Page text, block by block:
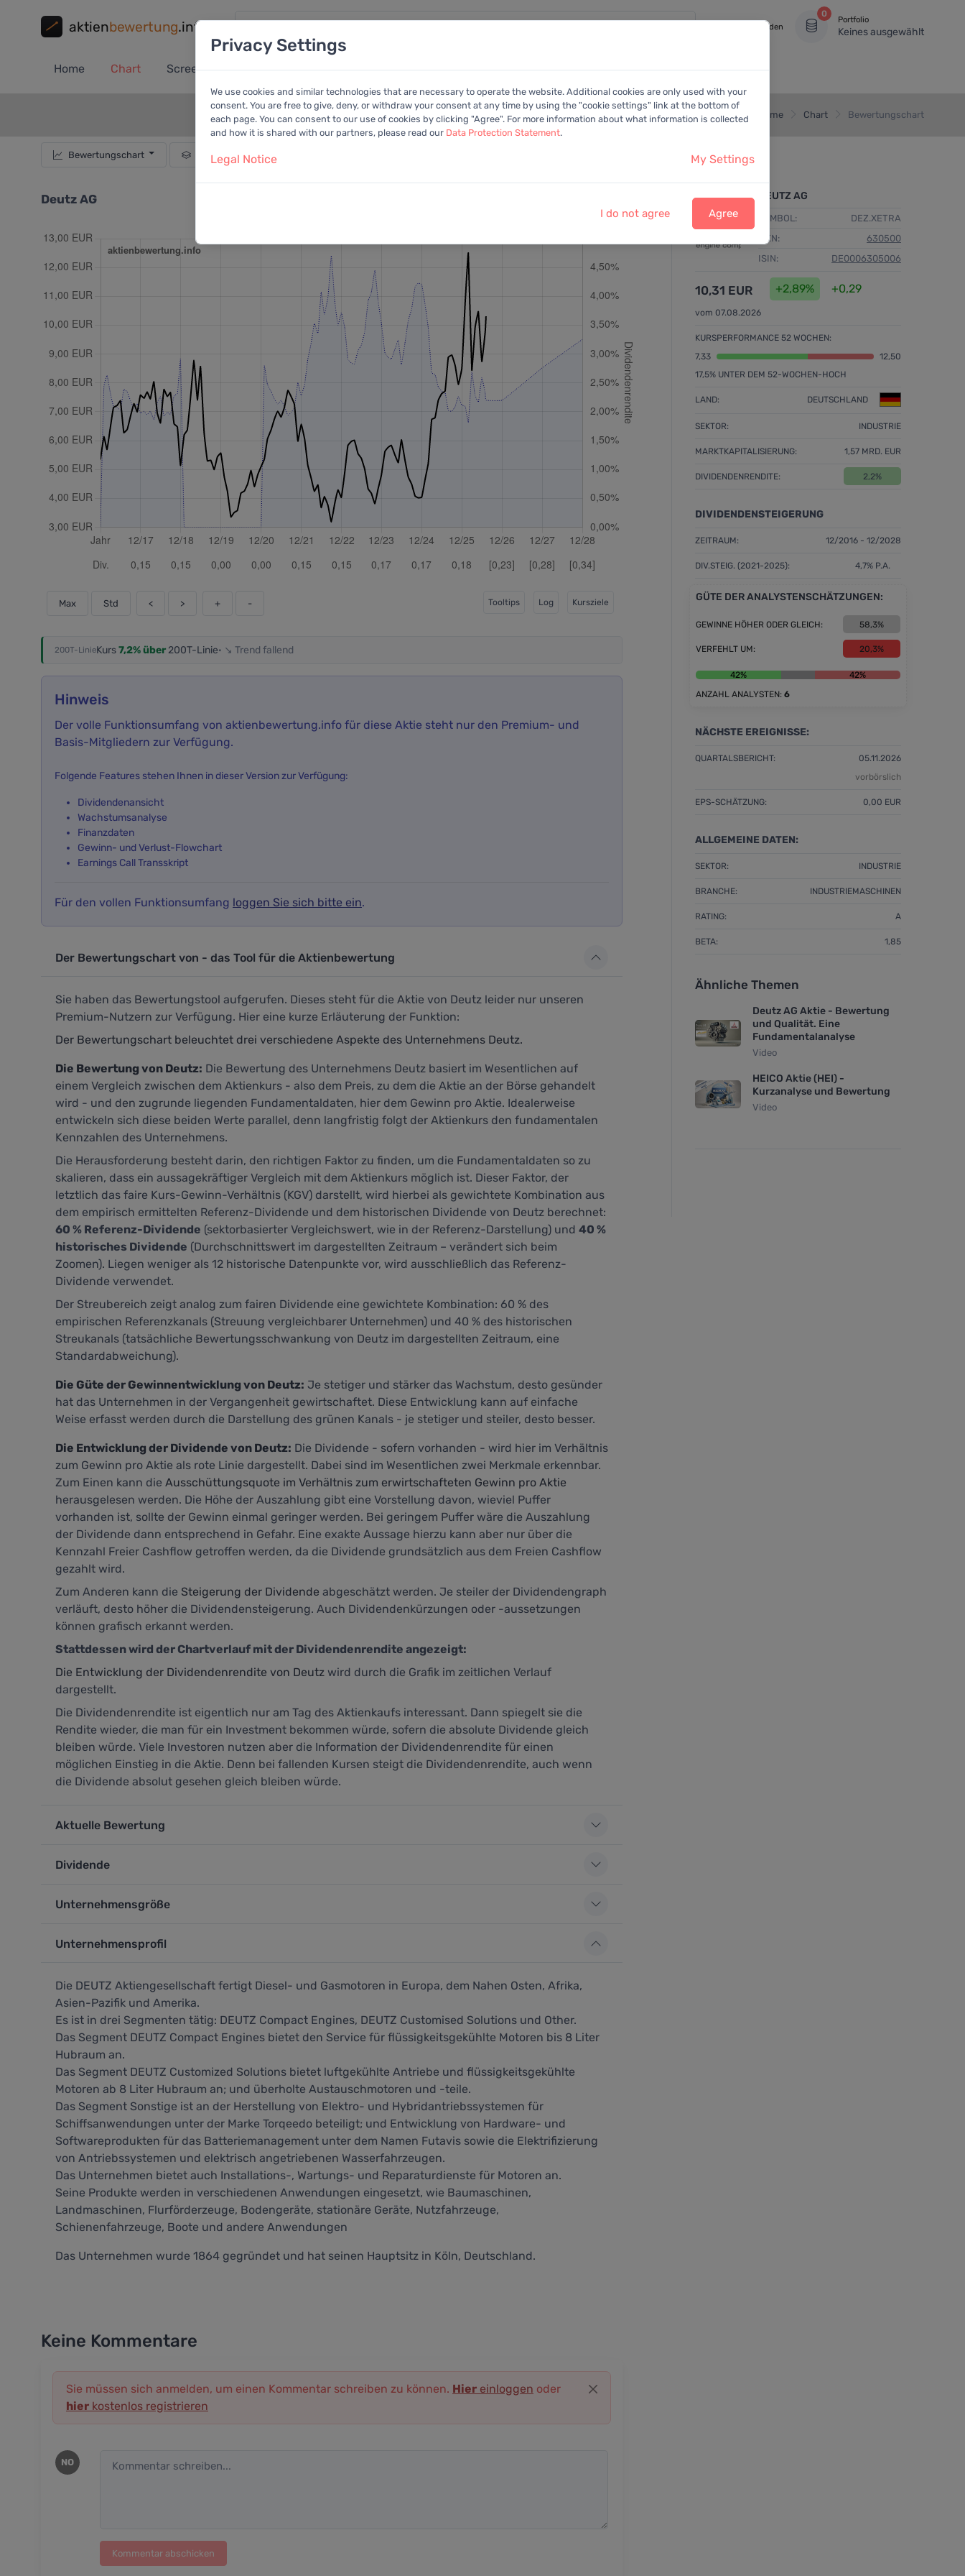
aktienbewertung.info Anmelden
0
Portfolio
Keines ausgewählt
Home Chart Screener Portfolio Analysen Kalender Anleitung Mitglied
+Portfolio Home Chart Bewertungschart
Bewertungschart Dividende
Deutz AG
Max Std < > + - Tooltips Log Kursziele
200T-LinieKurs7,2% über200T-Linie· ↘ Trend fallend
Hinweis
Der volle Funktionsumfang von aktienbewertung.info für diese Aktie steht nur den Premium- und
Basis-Mitgliedern zur Verfügung.
Folgende Features stehen Ihnen in dieser Version zur Verfügung:
Dividendenansicht
Wachstumsanalyse
Finanzdaten
Gewinn- und Verlust-Flowchart
Earnings Call Transskript
Für den vollen Funktionsumfang loggen Sie sich bitte ein.
Der Bewertungschart von - das Tool für die Aktienbewertung
Sie haben das Bewertungstool aufgerufen. Dieses steht für die Aktie von Deutz leider nur unseren
Premium-Nutzern zur Verfügung. Hier eine kurze Erläuterung der Funktion:
Der Bewertungschart beleuchtet drei verschiedene Aspekte des Unternehmens Deutz.
Die Bewertung von Deutz: Die Bewertung des Unternehmens Deutz basiert im Wesentlichen auf
einem Vergleich zwischen dem Aktienkurs - also dem Preis, zu dem die Aktie an der Börse gehandelt
wird - und den zugrunde liegenden Fundamentaldaten, hier dem Gewinn pro Aktie. Idealerweise
entwickeln sich diese beiden Werte parallel, denn langfristig folgt der Aktienkurs den fundamentalen
Kennzahlen des Unternehmens.
Die Herausforderung besteht darin, den richtigen Faktor zu finden, um die Fundamentaldaten so zu
skalieren, dass ein aussagekräftiger Vergleich mit dem Aktienkurs möglich ist. Dieser Faktor, der
letztlich das faire Kurs-Gewinn-Verhältnis (KGV) darstellt, wird hierbei als gewichtete Kombination aus
dem empirisch ermittelten Referenz-Dividende und dem historischen Dividende von Deutz berechnet:
60 % Referenz-Dividende (sektorbasierter Vergleichswert, wie in der Referenz-Darstellung) und 40 %
historisches Dividende (Durchschnittswert im dargestellten Zeitraum – verändert sich beim
Zoomen). Liegen weniger als 12 historische Datenpunkte vor, wird ausschließlich das Referenz-
Dividende verwendet.
Der Streubereich zeigt analog zum fairen Dividende eine gewichtete Kombination: 60 % des
empirischen Referenzkanals (Streuung vergleichbarer Unternehmen) und 40 % des historischen
Streukanals (tatsächliche Bewertungsschwankung von Deutz im dargestellten Zeitraum, eine
Standardabweichung).
Die Güte der Gewinnentwicklung von Deutz: Je stetiger und stärker das Wachstum, desto gesünder
hat das Unternehmen in der Vergangenheit gewirtschaftet. Diese Entwicklung kann auf einfache
Weise erfasst werden durch die Darstellung des grünen Kanals - je stetiger und steiler, desto besser.
Die Entwicklung der Dividende von Deutz: Die Dividende - sofern vorhanden - wird hier im Verhältnis
zum Gewinn pro Aktie als rote Linie dargestellt. Dabei sind im Wesentlichen zwei Merkmale erkennbar.
Zum Einen kann die Ausschüttungsquote im Verhältnis zum erwirtschafteten Gewinn pro Aktie
herausgelesen werden. Die Höhe der Auszahlung gibt eine Vorstellung davon, wieviel Puffer
vorhanden ist, sollte der Gewinn einmal geringer werden. Bei geringem Puffer wäre die Auszahlung
der Dividende dann entsprechend in Gefahr. Eine exakte Aussage hierzu kann aber nur über die
Kennzahl Freier Cashflow getroffen werden, da die Dividende grundsätzlich aus dem Freien Cashflow
gezahlt wird.
Zum Anderen kann die Steigerung der Dividende abgeschätzt werden. Je steiler der Dividendengraph
verläuft, desto höher die Dividendensteigerung. Auch Dividendenkürzungen oder -aussetzungen
können grafisch erkannt werden.
Stattdessen wird der Chartverlauf mit der Dividendenrendite angezeigt:
Die Entwicklung der Dividendenrendite von Deutz wird durch die Grafik im zeitlichen Verlauf
dargestellt.
Die Dividendenrendite ist eigentlich nur am Tag des Aktienkaufs interessant. Dann spiegelt sie die
Rendite wieder, die man für ein Investment bekommen würde, sofern die absolute Dividende gleich
bleiben würde. Viele Investoren nutzen aber die Information der Dividendenrendite für einen
möglichen Einstieg in die Aktie. Denn bei fallenden Kursen steigt die Dividendenrendite, auch wenn
die Dividende absolut gesehen gleich bleiben würde.
Aktuelle Bewertung
Dividende
Unternehmensgröße
Unternehmensprofil
Die DEUTZ Aktiengesellschaft fertigt Diesel- und Gasmotoren in Europa, dem Nahen Osten, Afrika,
Asien-Pazifik und Amerika.
Es ist in drei Segmenten tätig: DEUTZ Compact Engines, DEUTZ Customised Solutions und Other.
Das Segment DEUTZ Compact Engines bietet den Service für flüssigkeitsgekühlte Motoren bis 8 Liter
Hubraum an.
Das Segment DEUTZ Customized Solutions bietet luftgekühlte Antriebe und flüssigkeitsgekühlte
Motoren ab 8 Liter Hubraum an; und überholte Austauschmotoren und -teile.
Das Segment Sonstige ist an der Herstellung von Elektro- und Hybridantriebssystemen für
Schiffsanwendungen unter der Marke Torqeedo beteiligt; und Entwicklung von Hardware- und
Softwareprodukten für das Batteriemanagement unter dem Namen Futavis sowie die Elektrifizierung
von Antriebssystemen und elektrisch angetriebenen Wasserfahrzeugen.
Das Unternehmen bietet auch Installations-, Wartungs- und Reparaturdienste für Motoren an.
Seine Produkte werden in verschiedenen Anwendungen eingesetzt, wie Baumaschinen,
Landmaschinen, Flurförderzeuge, Bodengeräte, stationäre Geräte, Nutzfahrzeuge,
Schienenfahrzeuge, Boote und andere Anwendungen
Das Unternehmen wurde 1864 gegründet und hat seinen Hauptsitz in Köln, Deutschland.
Keine Kommentare
Sie müssen sich anmelden, um einen Kommentar schreiben zu können. Hier einloggen oder
hier kostenlos registrieren
NO
Kommentar abschicken
DEUTZ AG
SYMBOL:
DEZ.XETRA
WKN:
630500
ISIN:
DE0006305006
10,31 EUR +2,89% +0,29
vom 07.08.2026
KURSPERFORMANCE 52 WOCHEN:
7,33
12,50
17,5% UNTER DEM 52-WOCHEN-HOCH
LAND: DEUTSCHLAND
SEKTOR: INDUSTRIE
MARKTKAPITALISIERUNG: 1,57 MRD. EUR
DIVIDENDENRENDITE: 2,2%
DIVIDENDENSTEIGERUNG
ZEITRAUM: 12/2016 - 12/2028
DIV.STEIG. (2021-2025): 4,7% P.A.
GÜTE DER ANALYSTENSCHÄTZUNGEN:
GEWINNE HÖHER ODER GLEICH: 58,3%
VERFEHLT UM: 20,3%
42%
42%
ANZAHL ANALYSTEN: 6
NÄCHSTE EREIGNISSE:
QUARTALSBERICHT:
05.11.2026
vorbörslich
EPS-SCHÄTZUNG: 0,00 EUR
ALLGEMEINE DATEN:
SEKTOR: INDUSTRIE
BRANCHE: INDUSTRIEMASCHINEN
RATING: A
BETA: 1,85
Ähnliche Themen
Deutz AG Aktie - Bewertung
und Qualität. Eine
Fundamentalanalyse
Video
HEICO Aktie (HEI) -
Kurzanalyse und Bewertung
Video
Privacy Settings
We use cookies and similar technologies that are necessary to operate the website. Additional cookies are only used with your
consent. You are free to give, deny, or withdraw your consent at any time by using the "cookie settings" link at the bottom of
each page. You can consent to our use of cookies by clicking "Agree". For more information about what information is collected
and how it is shared with our partners, please read our Data Protection Statement.
Legal Notice My Settings
I do not agree Agree